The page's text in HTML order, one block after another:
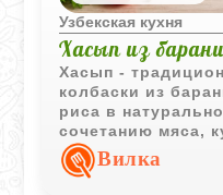
Узбекская кухня
Хасып из
Хасып -
колбаски из
риса в
сочетанию мяса,
ароматных
сытным и
Вилка